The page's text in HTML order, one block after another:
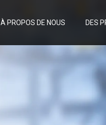
À PROPOS DE NOUS DES